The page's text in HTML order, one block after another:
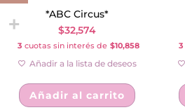
*ABC Circus*
$32,574
3 cuotas sin interés de $10,858
Añadir a la lista de deseos
Añadir al carrito
3